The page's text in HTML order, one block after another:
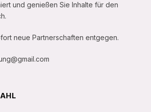
und genießen Sie Inhalte für den
neue Partnerschaften entgegen.